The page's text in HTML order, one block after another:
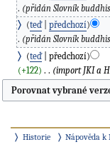
přidán Slovník
teď
předchozí
přidán Slovník
teď
předchozí
+122 ‎ import JKI a
Historie Nápověda